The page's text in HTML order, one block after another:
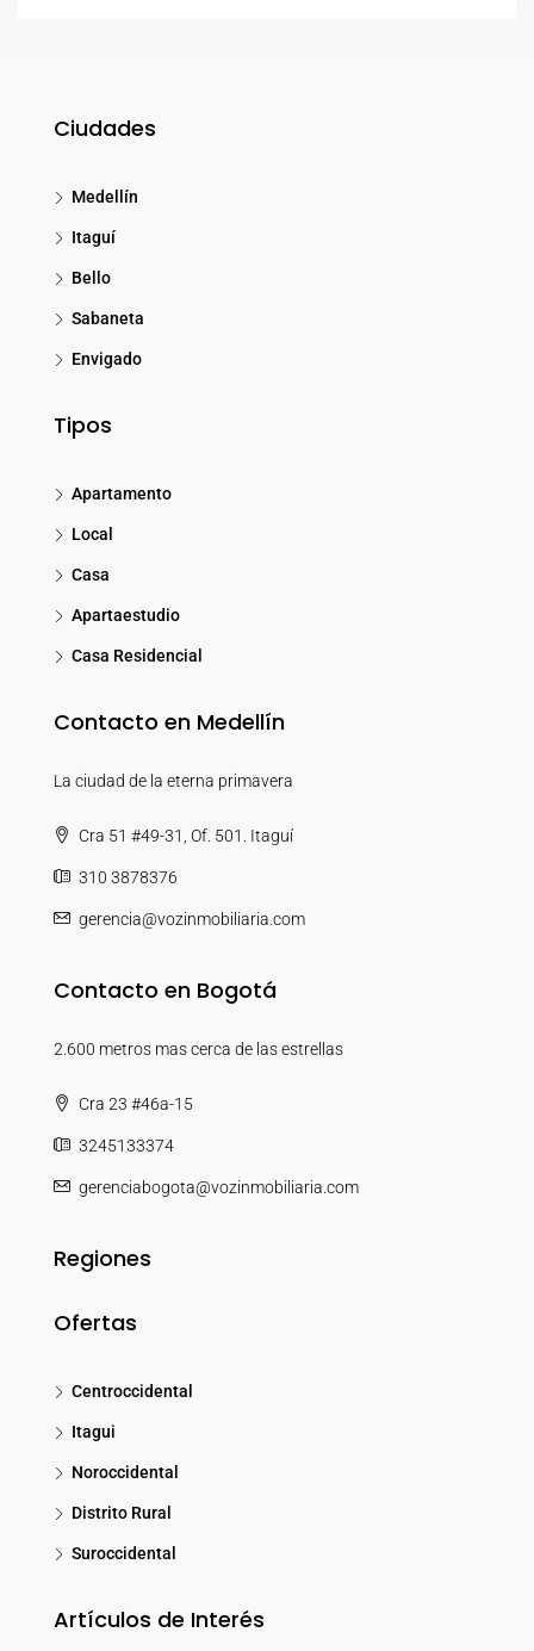
Ciudades
Medellín
Itaguí
Bello
Sabaneta
Envigado
Tipos
Apartamento
Local
Casa
Apartaestudio
Casa Residencial
Contacto en Medellín
La ciudad de la eterna primavera
Cra 51 #49-31, Of. 501. Itaguí
310 3878376
gerencia@vozinmobiliaria.com
Contacto en Bogotá
2.600 metros mas cerca de las estrellas
Cra 23 #46a-15
3245133374
gerenciabogota@vozinmobiliaria.com
Regiones
Ofertas
Centroccidental
Itagui
Noroccidental
Distrito Rural
Suroccidental
Artículos de Interés